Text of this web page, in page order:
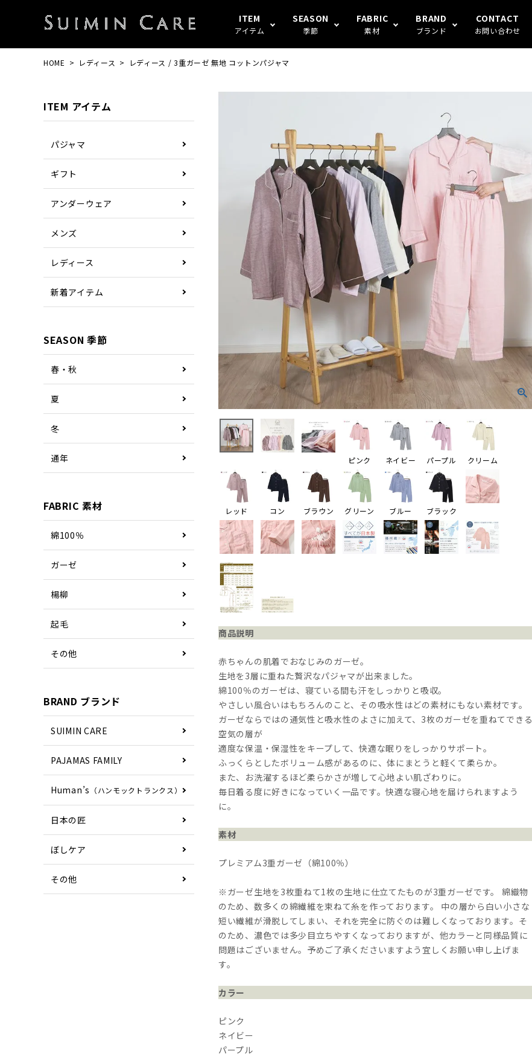
ITEM
アイテム
SEASON
季節
FABRIC
素材
BRAND
ブランド
CONTACT
お問い合わせ
HOME レディース レディース / 3重ガーゼ 無地 コットンパジャマ
ITEM アイテム
パジャマ
ギフト
アンダーウェア
メンズ
レディース
新着アイテム
SEASON 季節
春・秋
夏
冬
通年
FABRIC 素材
綿100％
ガーゼ
楊柳
起毛
その他
BRAND ブランド
SUIMIN CARE
PAJAMAS FAMILY
Human’s （ハンモックトランクス）
日本の匠
ぼしケア
その他
ピンク ネイビー パープル クリーム
レッド コン ブラウン グリーン ブルー ブラック
商品説明
赤ちゃんの肌着でおなじみのガーゼ。
生地を3層に重ねた贅沢なパジャマが出来ました。
綿100％のガーゼは、寝ている間も汗をしっかりと吸収。
やさしい風合いはもちろんのこと、その吸水性はどの素材にもない素材です。
ガーゼならではの通気性と吸水性のよさに加えて、3枚のガーゼを重ねてできる
空気の層が
適度な保温・保湿性をキープして、快適な眠りをしっかりサポート。
ふっくらとしたボリューム感があるのに、体にまとうと軽くて柔らか。
また、お洗濯するほど柔らかさが増して心地よい肌ざわりに。
毎日着る度に好きになっていく一品です。快適な寝心地を届けられますよう
に。
素材
プレミアム3重ガーゼ（綿100％）
※ガーゼ生地を3枚重ねて1枚の生地に仕立てたものが3重ガーゼです。 綿織物
のため、数多くの綿繊維を束ねて糸を作っております。 中の層から白い小さな
短い繊維が滑脱してしまい、それを完全に防ぐのは難しくなっております。そ
のため、濃色では多少目立ちやすくなっておりますが、他カラーと同様品質に
問題はございません。予めご了承くださいますよう宜しくお願い申し上げま
す。
カラー
ピンク
ネイビー
パープル